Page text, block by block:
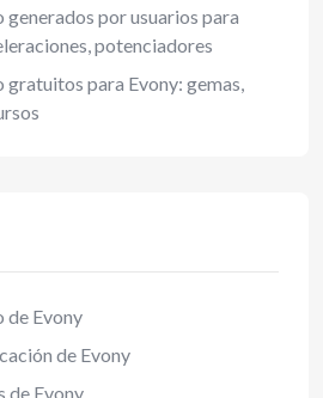
por usuarios para
potenciadores
gratuitos para Evony: gemas,
de Evony
de Evony
de Evony